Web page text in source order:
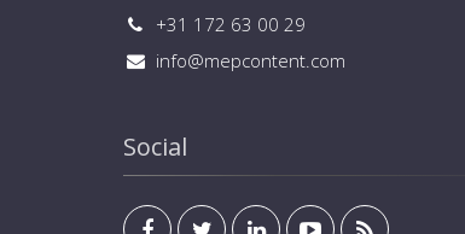
+31 172 63 00 29
info@mepcontent.com
Social